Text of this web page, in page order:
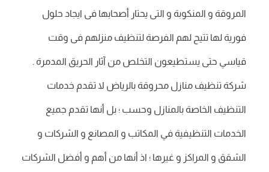
المروقة و المنكوبة و التى يحتار أصحابها فى ايجاد حلول
فورية لها تتيح لهم الفرصة لتنظيف منزلهم فى وقت
قياسي حتى يستطيعون التخلص من آثار الحريق المدمرة .
شركة تنظيف منازل محروقة بالرياض لا تقدم خدمات
التنظيف الخاصة بالمنازل وحسب ؛ بل أنها تقدم جميع
الخدمات التنظيفية في المكاتب و المصانع و الشركات و
الشقق و المراكز و غيرها ؛ اذ أنها من أهم و أفضل الشركات